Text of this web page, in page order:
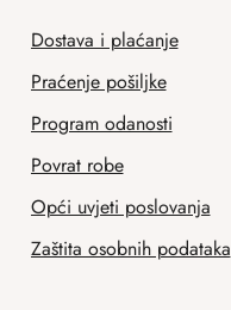
Dostava i plaćanje
Praćenje pošiljke
Program odanosti
Povrat robe
Opći uvjeti poslovanja
Zaštita osobnih podataka